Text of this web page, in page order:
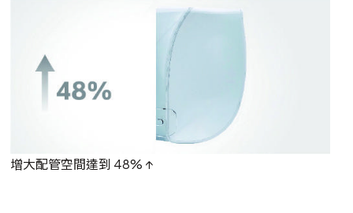
增大配管空間達到 48% ↑